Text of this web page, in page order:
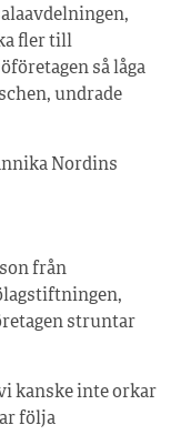
fler till
så låga
undrade
Nordins
från
struntar
kanske inte orkar
följa